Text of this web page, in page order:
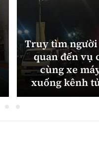
Truy tìm
quan đến vụ
cùng xe
xuống kênh